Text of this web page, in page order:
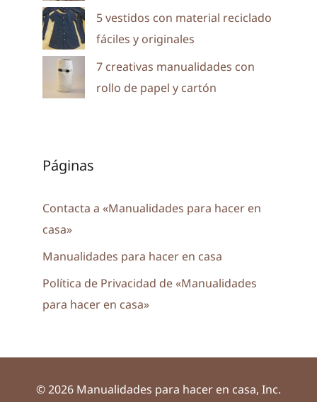
5 vestidos con material reciclado
fáciles y originales
7 creativas manualidades con
rollo de papel y cartón
Páginas
Contacta a «Manualidades para hacer en
casa»
Manualidades para hacer en casa
Política de Privacidad de «Manualidades
para hacer en casa»
© 2026 Manualidades para hacer en casa, Inc.